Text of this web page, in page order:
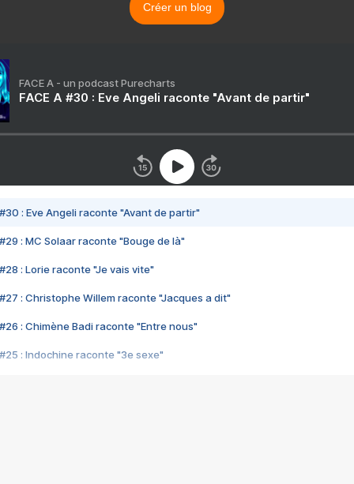
Créer un blog
FACE A - un podcast Purecharts
FACE A #30 : Eve Angeli raconte "Avant de partir"
#30 : Eve Angeli raconte "Avant de partir"
#29 : MC Solaar raconte "Bouge de là"
#28 : Lorie raconte "Je vais vite"
#27 : Christophe Willem raconte "Jacques a dit"
#26 : Chimène Badi raconte "Entre nous"
#25 : Indochine raconte "3e sexe"